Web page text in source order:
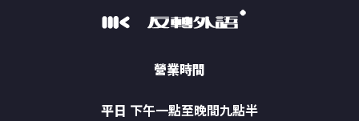
營業時間
平日 下午一點至晚間九點半